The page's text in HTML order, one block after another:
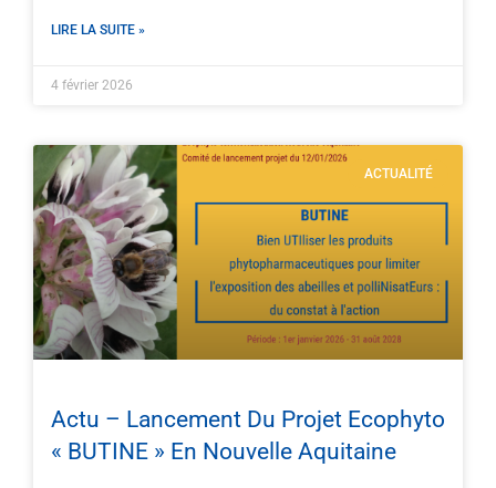
LIRE LA SUITE »
4 février 2026
ACTUALITÉ
Actu – Lancement Du Projet Ecophyto
« BUTINE » En Nouvelle Aquitaine